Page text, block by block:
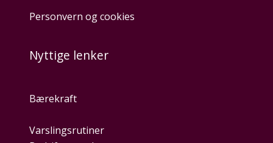
Personvern og cookies
Nyttige lenker
Bærekraft
Varslingsrutiner